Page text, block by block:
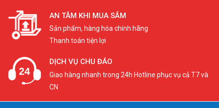
AN TÂM KHI MUA SẮM
Sản phẩm, hàng hóa chính hãng
Thanh toán tiện lợi
DỊCH VỤ CHU ĐÁO
Giao hàng nhanh trong 24h Hotline phục vụ cả T7 và
CN